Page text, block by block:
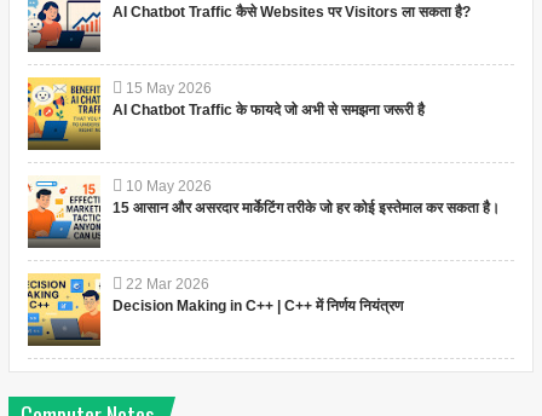
AI Chatbot Traffic कैसे Websites पर Visitors ला सकता है?
15 May 2026
AI Chatbot Traffic के फायदे जो अभी से समझना जरूरी है
10 May 2026
15 आसान और असरदार मार्केटिंग तरीके जो हर कोई इस्तेमाल कर सकता है।
22 Mar 2026
Decision Making in C++ | C++ में निर्णय नियंत्रण